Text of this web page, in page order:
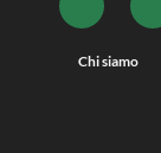
Chi siamo